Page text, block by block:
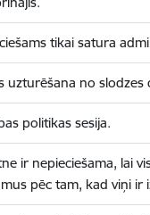
tikai satura
uzturēšana no slodzes
politikas sesija.
ir nepieciešama, lai
pēc tam, kad viņi ir